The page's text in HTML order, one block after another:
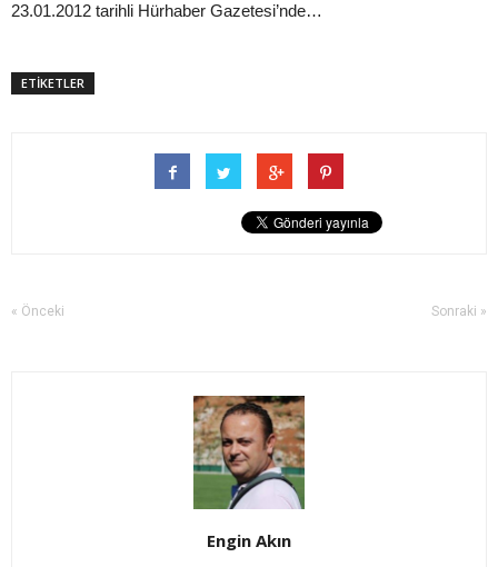
23.01.2012 tarihli Hürhaber Gazetesi’nde…
ETİKETLER
« Önceki Sonraki »
Engin Akın